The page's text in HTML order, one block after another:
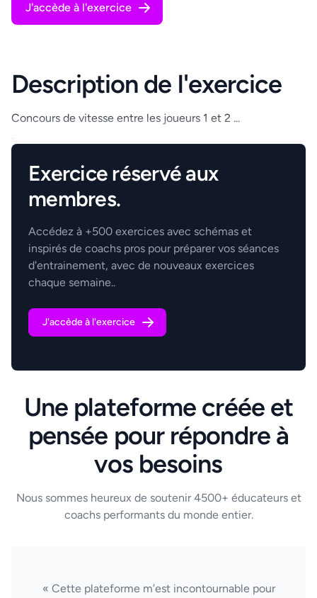
J'accède à l'exercice
Description de l'exercice
Concours de vitesse entre les joueurs 1 et 2 ...
.
Exercice réservé aux
membres.
Accédez à +500 exercices avec schémas et
inspirés de coachs pros pour préparer vos séances
d'entrainement, avec de nouveaux exercices
chaque semaine..
J'accède à l'exercice
Une plateforme créée et
pensée pour répondre à
vos besoins
Nous sommes heureux de soutenir 4500+ éducateurs et
coachs performants du monde entier.
« Cette plateforme m’est incontournable pour